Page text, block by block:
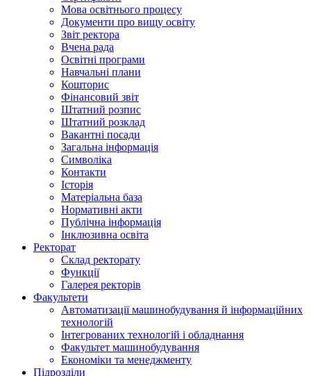
Мова освітнього процесу
Документи про вищу освіту
Звіт ректора
Вчена рада
Освітні програми
Навчальні плани
Кошторис
Фінансовий звіт
Штатний розпис
Штатний розклад
Вакантні посади
Загальна інформація
Символіка
Контакти
Історія
Матеріальна база
Нормативні акти
Публічна інформація
Інклюзивна освіта
Ректорат
Склад ректорату
Функції
Галерея ректорів
Факультети
Автоматизації машинобудування й інформаційних
технологій
Інтегрованих технологій і обладнання
Факультет машинобудування
Економіки та менеджменту
Підрозділи